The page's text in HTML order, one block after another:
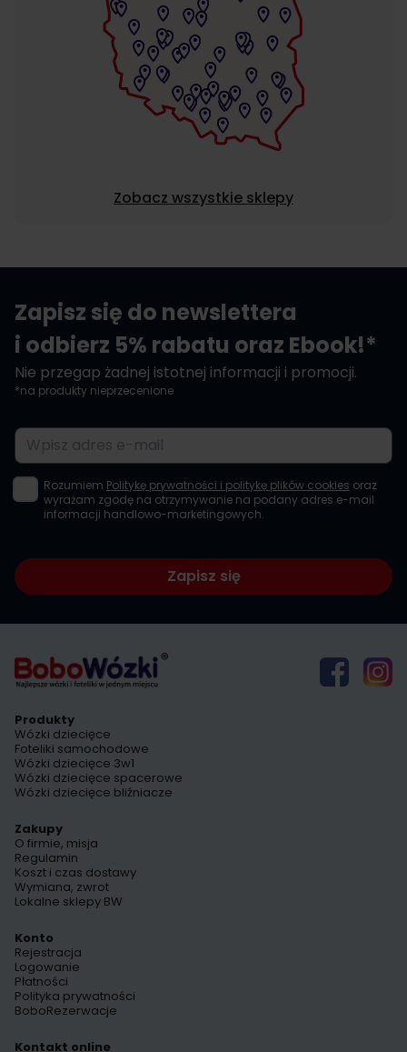
Zobacz wszystkie sklepy
Zapisz się do newslettera
i odbierz 5% rabatu oraz Ebook!*
Nie przegap żadnej istotnej informacji i promocji.
*na produkty nieprzecenione
Adres e-mail
Rozumiem Politykę prywatności i politykę plików cookies oraz
wyrażam zgodę na otrzymywanie na podany adres e-mail
informacji handlowo-marketingowych.
Zapisz się
Produkty
Wózki dziecięce
Foteliki samochodowe
Wózki dziecięce 3w1
Wózki dziecięce spacerowe
Wózki dziecięce bliźniacze
Zakupy
O firmie, misja
Regulamin
Koszt i czas dostawy
Wymiana, zwrot
Lokalne sklepy BW
Konto
Rejestracja
Logowanie
Płatności
Polityka prywatności
BoboRezerwacje
Kontakt online